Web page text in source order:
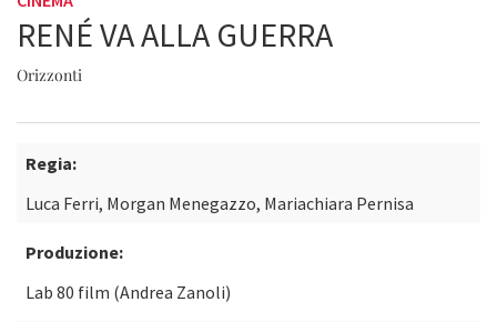
RENÉ VA ALLA GUERRA
Orizzonti
Regia:
Luca Ferri, Morgan Menegazzo, Mariachiara Pernisa
Produzione:
Lab 80 film (Andrea Zanoli)